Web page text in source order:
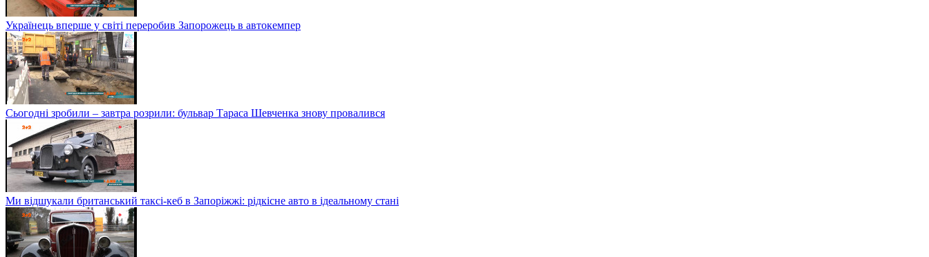
Українець вперше у світі переробив Запорожець в автокемпер
Сьогодні зробили – завтра розрили: бульвар Тараса Шевченка знову провалився
Ми відшукали британський таксі-кеб в Запоріжжі: рідкісне авто в ідеальному стані